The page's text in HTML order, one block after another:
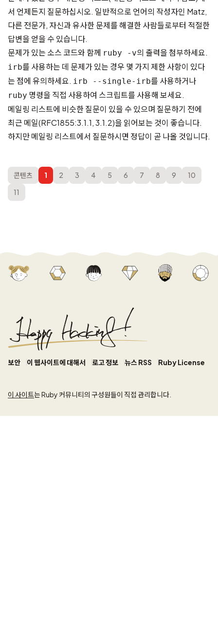
서 언제든지 질문하십시오. 일반적으로 언어의 작성자인 Matz,
다른 전문가, 자신과 유사한 문제를 해결한 사람들로부터 적절한
답변을 얻을 수 있습니다.
문제가 있는 소스 코드와 함께 ruby -v의 출력을 첨부하세요.
irb를 사용하는 데 문제가 있는 경우 몇 가지 제한 사항이 있다
는 점에 유의하세요. irb --single-irb를 사용하거나
ruby 명령을 직접 사용하여 스크립트를 사용해 보세요.
메일링 리스트에 비슷한 질문이 있을 수 있으며 질문하기 전에
최근 메일(RFC1855:3.1.1, 3.1.2)을 읽어보는 것이 좋습니다.
하지만 메일링 리스트에서 질문하시면 정답이 곧 나올 것입니다.
콘텐츠 1 2 3 4 5 6 7 8 9
10
11
보안 이 웹사이트에 대해서 로고 정보 뉴스 RSS Ruby License
이 사이트는 Ruby 커뮤니티의 구성원들이 직접 관리합니다.